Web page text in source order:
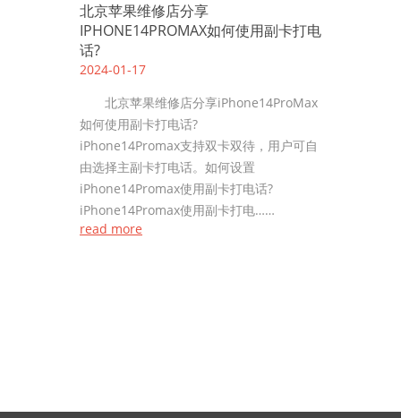
北京苹果维修店分享
IPHONE14PROMAX如何使用副卡打电
话?
2024-01-17
北京苹果维修店分享iPhone14ProMax
如何使用副卡打电话?
iPhone14Promax支持双卡双待，用户可自
由选择主副卡打电话。如何设置
iPhone14Promax使用副卡打电话?
iPhone14Promax使用副卡打电……
read more